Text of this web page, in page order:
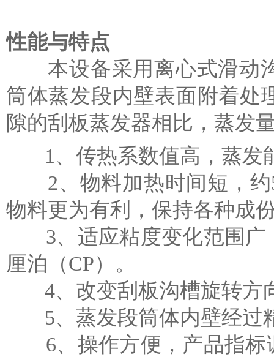
性能与特点
本设备采用离心式滑动沟
筒体蒸发段内壁表面附着处
隙的刮板蒸发器相比，蒸发
1、传热系数值高，蒸发
2、物料加热时间短，约5
物料更为有利，保持各种成
3、适应粘度变化范围广
厘泊（CP）。
4、改变刮板沟槽旋转方
5、蒸发段筒体内壁经过
6、操作方便，产品指标